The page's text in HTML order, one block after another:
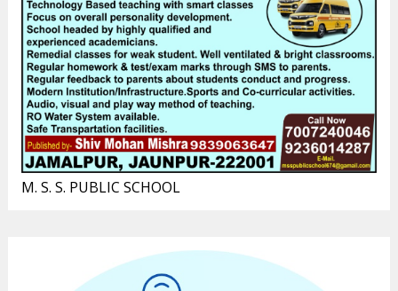
M. S. S. PUBLIC SCHOOL